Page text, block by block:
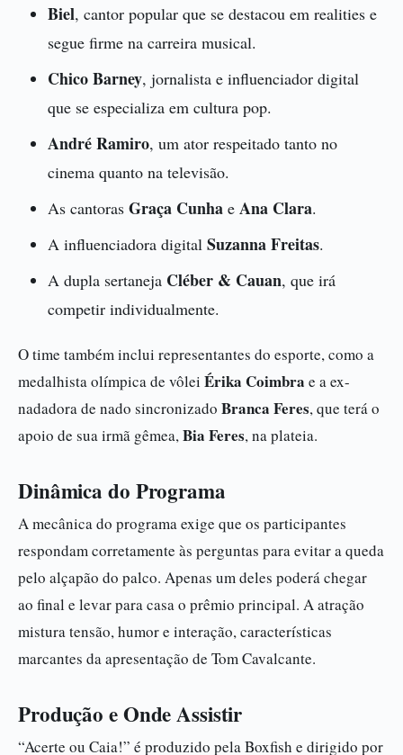
Biel, cantor popular que se destacou em realities e
segue firme na carreira musical.
Chico Barney, jornalista e influenciador digital
que se especializa em cultura pop.
André Ramiro, um ator respeitado tanto no
cinema quanto na televisão.
As cantoras Graça Cunha e Ana Clara.
A influenciadora digital Suzanna Freitas.
A dupla sertaneja Cléber & Cauan, que irá
competir individualmente.
O time também inclui representantes do esporte, como a
medalhista olímpica de vôlei Érika Coimbra e a ex-
nadadora de nado sincronizado Branca Feres, que terá o
apoio de sua irmã gêmea,Bia Feres, na plateia.
Dinâmica do Programa
A mecânica do programa exige que os participantes
respondam corretamente às perguntas para evitar a queda
pelo alçapão do palco. Apenas um deles poderá chegar
ao final e levar para casa o prêmio principal. A atração
mistura tensão, humor e interação, características
marcantes da apresentação de Tom Cavalcante.
Produção e Onde Assistir
“Acerte ou Caia!” é produzido pela Boxfish e dirigido por